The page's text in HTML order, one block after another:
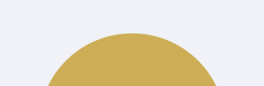
Confort